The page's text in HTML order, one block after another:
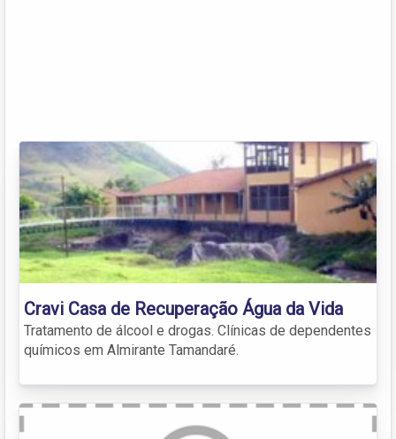
Cravi Casa de Recuperação Água da Vida
Tratamento de álcool e drogas. Clínicas de dependentes
químicos em Almirante Tamandaré.